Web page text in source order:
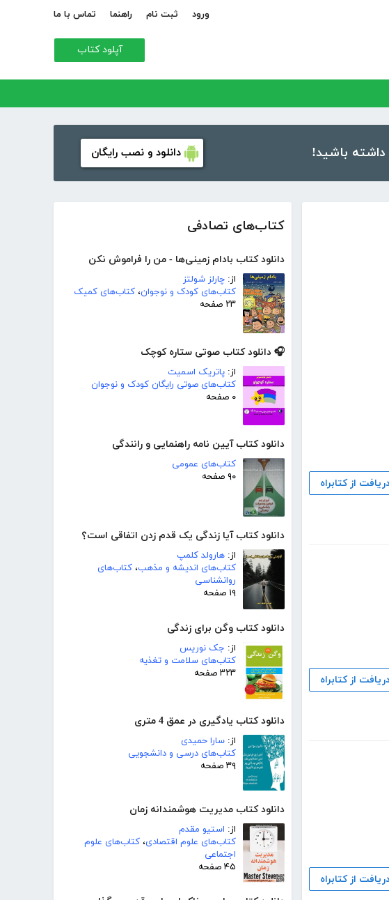
ورود ثبت نام راهنما تماس با ما
آپلود کتاب
دانلود و نصب رایگان
کتاب‌های تصادفی
دانلود کتاب بادام زمینی‌ها - من را فراموش نکن
از: چارلز شولتز
کتاب‌های کودک و نوجوان، کتاب‌های کمیک
۲۳ صفحه
🎧 دانلود کتاب صوتی ستاره کوچک
از: پاتریک اسمیت
کتاب‌های صوتی رایگان کودک و نوجوان
۰ صفحه
دانلود کتاب آیین نامه راهنمایی و رانندگی
کتاب‌های عمومی
۹۰ صفحه
دانلود کتاب آیا زندگی یک قدم زدن اتفاقی است؟
از: هارولد کلمپ
کتاب‌های اندیشه و مذهب، کتاب‌های
روانشناسی
۱۹ صفحه
دانلود کتاب وگن برای زندگی
از: جک نوریس
کتاب‌های سلامت و تغذیه
۳۲۳ صفحه
دانلود کتاب یادگیری در عمق 4 متری
از: سارا حمیدی
کتاب‌های درسی و دانشجویی
۳۹ صفحه
دانلود کتاب مدیریت هوشمندانه زمان
از: استیو مقدم
کتاب‌های علوم اقتصادی، کتاب‌های علوم
اجتماعی
۴۵ صفحه
از کتابراه
از کتابراه
از کتابراه